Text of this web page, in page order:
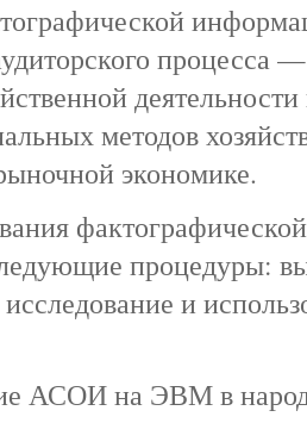
методов
экономике.
процедуры:
и
АСОИ на ЭВМ в